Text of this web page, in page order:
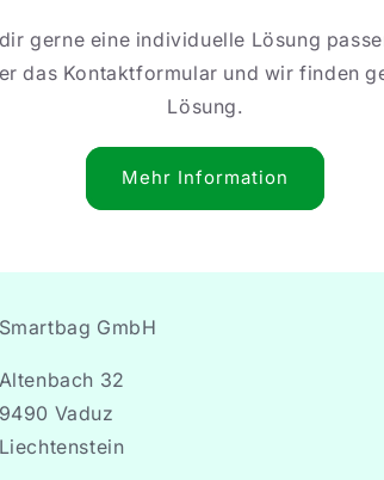
gerne eine individuelle Lösung
das Kontaktformular und wir finden
Lösung.
Mehr Information
Smartbag GmbH
Altenbach 32
9490 Vaduz
Liechtenstein